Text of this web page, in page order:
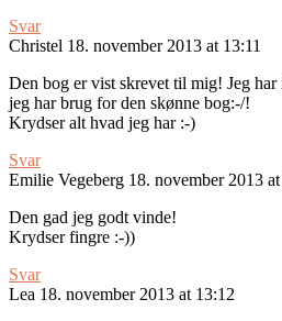
Svar
Christel 18. november 2013 at 13:11
Den bog er vist skrevet til mig! Jeg
jeg har brug for den skønne bog:-/!
Krydser alt hvad jeg har :-)
Svar
Emilie Vegeberg 18. november 2013
Den gad jeg godt vinde!
Krydser fingre :-))
Svar
Lea 18. november 2013 at 13:12